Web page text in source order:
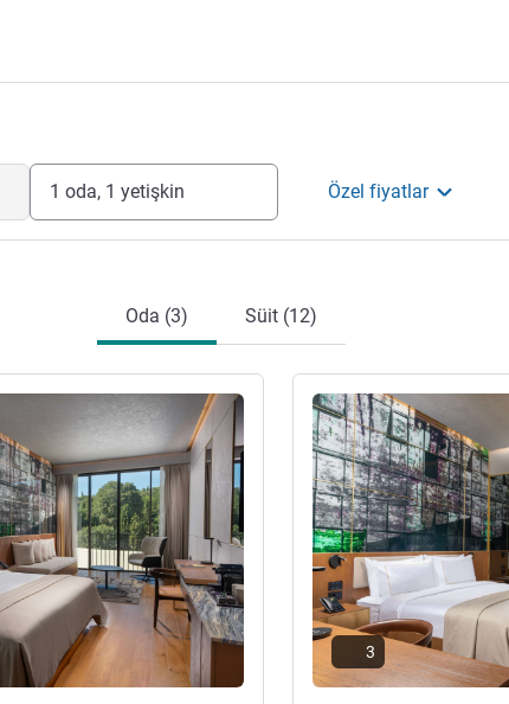
1 oda, 1 yetişkin Özel fiyatlar
Oda (3) Süit (12)
Ayrıntıları göster
3